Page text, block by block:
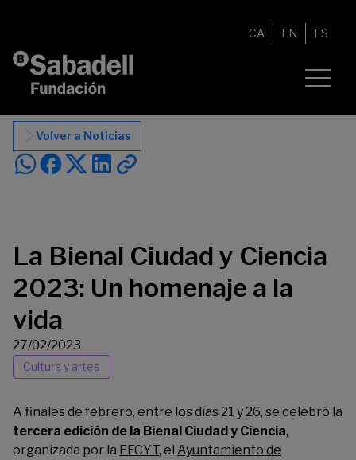
CA EN ES
Volver a Noticias
La Bienal Ciudad y Ciencia
2023: Un homenaje a la
vida
27/02/2023
Cultura y artes
A finales de febrero, entre los días 21 y 26, se celebró la
tercera edición de la Bienal Ciudad y Ciencia,
organizada por la FECYT, el Ayuntamiento de